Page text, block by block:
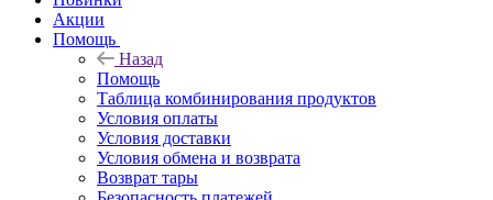
Акции
Помощь
Назад
Помощь
Таблица комбинирования продуктов
Условия оплаты
Условия доставки
Условия обмена и возврата
Возврат тары